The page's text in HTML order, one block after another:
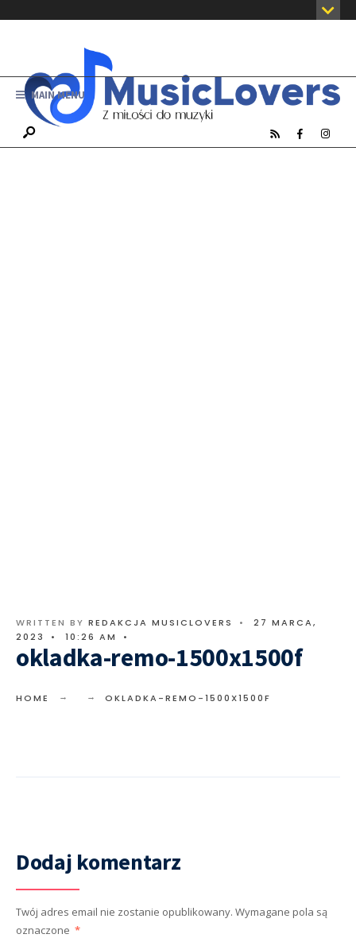
MAIN MENU
WRITTEN BY REDAKCJA MUSICLOVERS •
27 MARCA,
2023
• 10:26 AM •
okladka-remo-1500x1500f
HOME OKLADKA-REMO-1500X1500F
Dodaj komentarz
Twój adres email nie zostanie opublikowany. Wymagane pola są
oznaczone *